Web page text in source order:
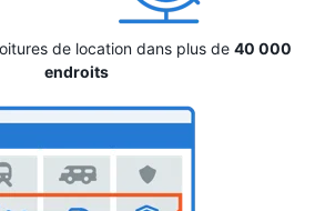
de location dans plus de 40 000
endroits